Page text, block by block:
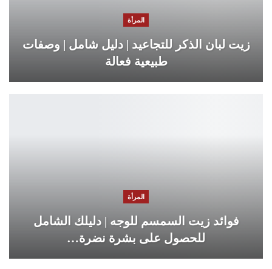
المرأة
زيت لبان الذكر للتجاعيد | دليل شامل | وصفات
طبيعية فعالة
المرأة
فوائد زيت السمسم للوجه | دليلك الشامل
للحصول على بشرة نضرة…